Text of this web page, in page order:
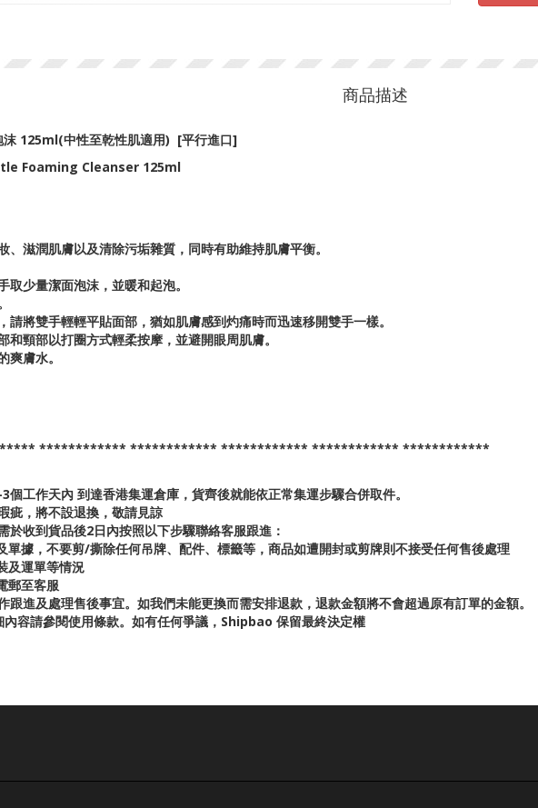
商品描述
沫 125ml(中性至乾性肌適用) [平行進口]
Foaming Cleanser 125ml
、滋潤肌膚以及清除污垢雜質，同時有助維持肌膚平衡。
少量潔面泡沫，並暖和起泡。
請將雙手輕輕平貼面部，猶如肌膚感到灼痛時而迅速移開雙手一樣。
和頸部以打圈方式輕柔按摩，並避開眼周肌膚。
爽膚水。
************ ************ ************ ************ ************
個工作天內 到達香港集運倉庫，貨齊後就能依正常集運步驟合併取件。
疵，將不設退換，敬請見諒
於收到貨品後2日內按照以下步驟聯絡客服跟進：
單據，不要剪/撕除任何吊牌、配件、標籤等，商品如遭開封或剪牌則不接受任何售後處理
及運單等情況
郵至客服
跟進及處理售後事宜。如我們未能更換而需安排退款，退款金額將不會超過原有訂單的金額。
容請參閱使用條款。如有任何爭議，Shipbao 保留最終決定權